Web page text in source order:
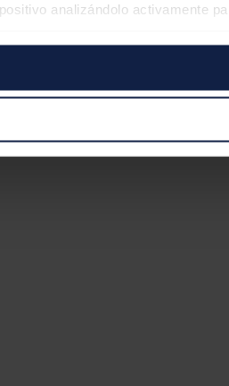
analizándolo activamente
web se usan para personalizar el
información que les haya